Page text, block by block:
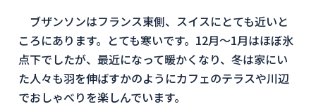
ブザンソンはフランス東側、スイスにとても近いと
ころにあります。とても寒いです。12月〜1月はほぼ氷
点下でしたが、最近になって暖かくなり、冬は家にい
た人々も羽を伸ばすかのようにカフェのテラスや川辺
でおしゃべりを楽しんでいます。